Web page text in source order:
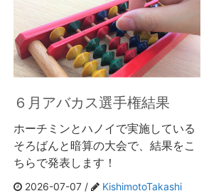
６月アバカス選手権結果
ホーチミンとハノイで実施している
そろばんと暗算の大会で、結果をこ
ちらで発表します！
2026-07-07 /
KishimotoTakashi